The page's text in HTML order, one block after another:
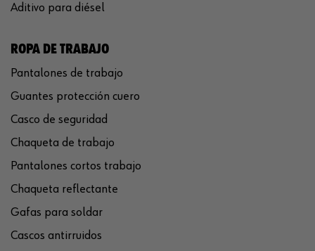
Aditivo para diésel
ROPA DE TRABAJO
Pantalones de trabajo
Guantes protección cuero
Casco de seguridad
Chaqueta de trabajo
Pantalones cortos trabajo
Chaqueta reflectante
Gafas para soldar
Cascos antirruidos